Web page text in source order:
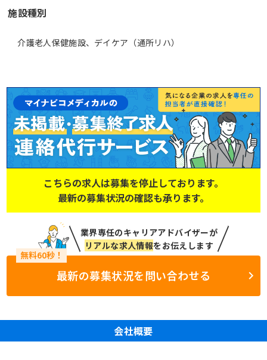
施設種別
介護老人保健施設、デイケア（通所リハ）
こちらの求人は募集を停止しております。
最新の募集状況の確認も承ります。
業界専任のキャリアアドバイザーが
リアルな求人情報をお伝えします
最新の募集状況を問い合わせる
会社概要